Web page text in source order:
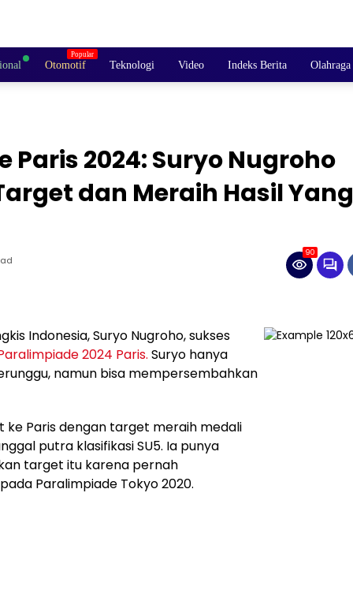
Otomotif Teknologi Video Indeks Berita Olahraga
Paris 2024: Suryo Nugroho
dan Meraih Hasil Yang
90
Indonesia, Suryo Nugroho, sukses
2024 Paris. Suryo hanya
namun bisa mempersembahkan
ke Paris dengan target meraih medali
putra klasifikasi SU5. Ia punya
target itu karena pernah
Paralimpiade Tokyo 2020.